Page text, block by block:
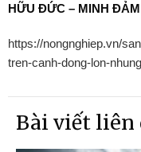
HỮU ĐỨC – MINH ĐẢM
https://nongnghiep.vn/
tren-canh-dong-lon-
Bài viết liên